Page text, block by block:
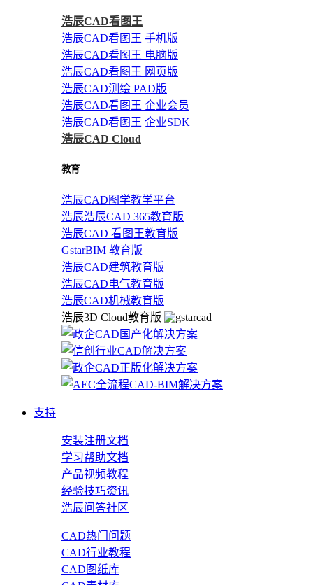
浩辰CAD看图王
浩辰CAD看图王 手机版
浩辰CAD看图王 电脑版
浩辰CAD看图王 网页版
浩辰CAD测绘 PAD版
浩辰CAD看图王 企业会员
浩辰CAD看图王 企业SDK
浩辰CAD Cloud
教育
浩辰CAD图学教学平台
浩辰浩辰CAD 365教育版
浩辰CAD 看图王教育版
GstarBIM 教育版
浩辰CAD建筑教育版
浩辰CAD电气教育版
浩辰CAD机械教育版
浩辰3D Cloud教育版
支持
安装注册文档
学习帮助文档
产品视频教程
经验技巧资讯
浩辰问答社区
CAD热门问题
CAD行业教程
CAD图纸库